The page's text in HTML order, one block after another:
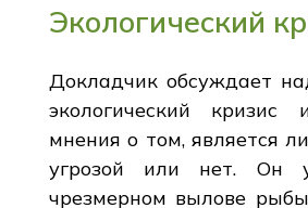
Экологический
Докладчик обсуждает
экологический кризис
мнения о том, является
угрозой или нет. Он
чрезмерном вылове